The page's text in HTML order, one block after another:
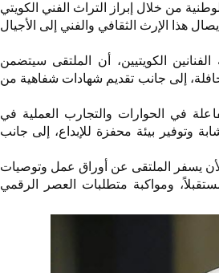
من خلال إبراز التراث الفني الكويتي
هذا الإرث الثقافي والفني إلى الأجيال
الكويتيين، أن الملتقى سيتضمن
إلى جانب تقديم شهادات شفاهية من
في الحوارات والتجارب العملية في
وتوفير بيئة محفزة للإبداع، إلى جانب
لأن يسفر الملتقى عن أوراق عمل وتوصيات
ومواكبة متطلبات العصر الرقمي